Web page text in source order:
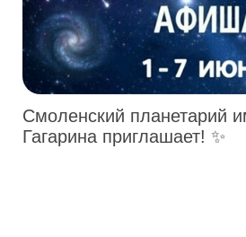
Смоленский планетарий
Гагарина приглашает! ✨